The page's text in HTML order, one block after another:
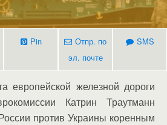
Pin
Отпр. по
эл. почте
SMS
европейской железной дороги
Катрин Траутманн
против Украины коренным